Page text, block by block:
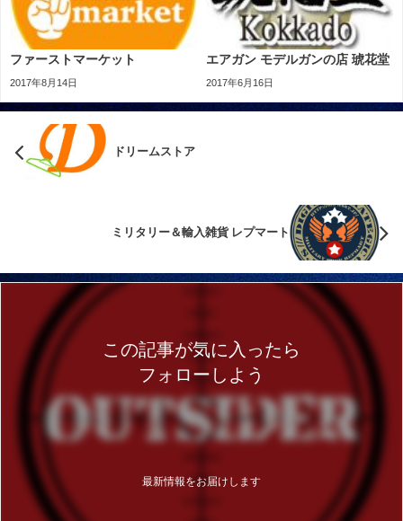
ファーストマーケット
2017年8月14日
エアガン モデルガンの店 琥花堂
2017年6月16日
ドリームストア
ミリタリー＆輸入雑貨 レプマート
この記事が気に入ったら
フォローしよう
最新情報をお届けします